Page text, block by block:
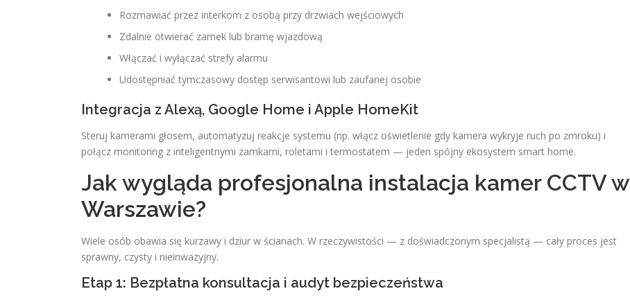
Rozmawiać przez interkom z osobą przy drzwiach wejściowych
Zdalnie otwierać zamek lub bramę wjazdową
Włączać i wyłączać strefy alarmu
Udostępniać tymczasowy dostęp serwisantowi lub zaufanej osobie
Integracja z Alexą, Google Home i Apple HomeKit
Steruj kamerami głosem, automatyzuj reakcje systemu (np. włącz oświetlenie gdy kamera wykryje ruch po zmroku) i
połącz monitoring z inteligentnymi zamkami, roletami i termostatem — jeden spójny ekosystem smart home.
Jak wygląda profesjonalna instalacja kamer CCTV w
Warszawie?
Wiele osób obawia się kurzawy i dziur w ścianach. W rzeczywistości — z doświadczonym specjalistą — cały proces jest
sprawny, czysty i nieinwazyjny.
Etap 1: Bezpłatna konsultacja i audyt bezpieczeństwa